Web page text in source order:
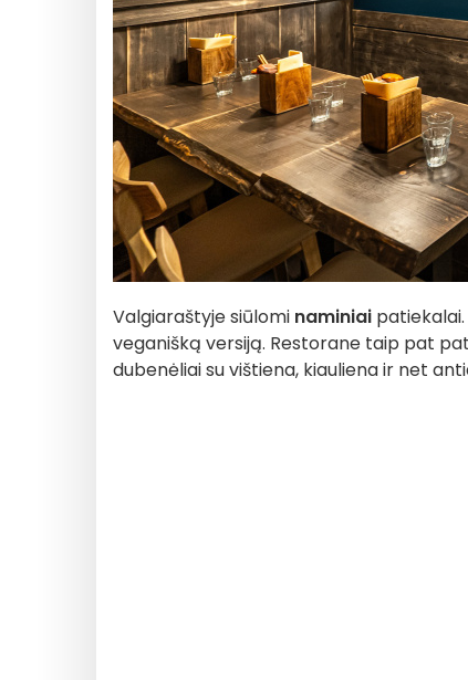
Valgiaraštyje siūlomi naminiai
veganišką versiją. Restorane taip pat
dubenėliai su vištiena, kiauliena ir net